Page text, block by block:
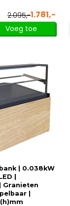
2.095,-1.781,-
Voeg toe
| 0.038kW
|
Granieten
|